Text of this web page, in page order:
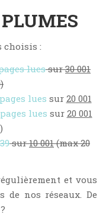
choisis :
luessur30 001
lues sur 20 001
lues sur 20 001
sur10 001(max 20
et vous
nos réseaux. De